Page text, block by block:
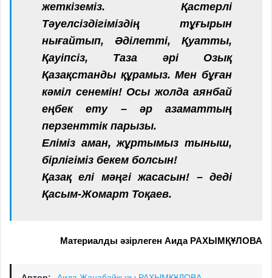
жеткіземіз. Қастерлі
Тәуелсіздігіміздің тұғырын
нығайтып, Әділетті, Қуатты,
Қауіпсіз, Таза әрі Озық
Қазақстанды құрамыз. Мен бұған
кәміл сенемін! Осы жолда аянбай
еңбек ету – әр азаматтың
перзенттік парызы.
Еліміз аман, жұртымыз тыныш,
бірлігіміз бекем болсын!
Қазақ елі мәңгі жасасын! – деді
Қасым-Жомарт Тоқаев.
Материалды әзірлеген Аида РАХЫМҚҰЛОВА